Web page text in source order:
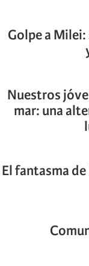
Golpe a
Nuestros
mar: una
El fantasma